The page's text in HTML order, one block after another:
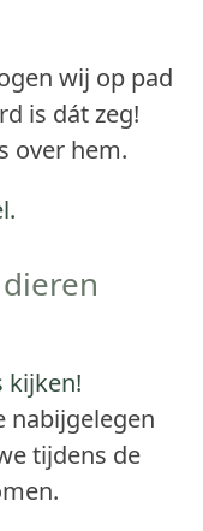
wij op pad
is dát zeg!
over hem.
nabijgelegen
tijdens de